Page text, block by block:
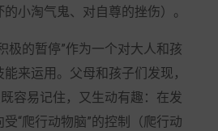
小淘气鬼、对自尊的挫伤）。
极的暂停”作为一个对大人和孩
来运用。父母和孩子们发现，
容易记住，又生动有趣：在发
“爬行动物脑”的控制（爬行动